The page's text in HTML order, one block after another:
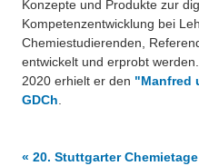
Konzepte und Produkte zur
Kompetenzentwicklung bei
Chemiestudierenden,
entwickelt und erprobt werden.
2020 erhielt er den "Manfred
GDCh.
« 20. Stuttgarter